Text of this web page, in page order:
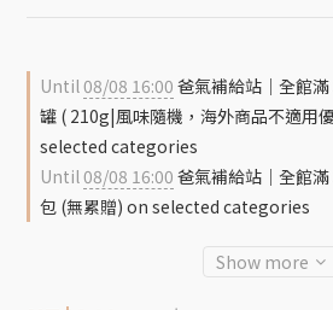
Until08/08 16:00 爸氣補給站｜全館
罐 ( 210g|風味隨機，海外商品不適用
selected categories
Until08/08 16:00 爸氣補給站｜全館
包 (無累贈) on selected categories
Show more